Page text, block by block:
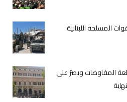
المسلحة اللبنانية
المفاوضات ويصرّ على